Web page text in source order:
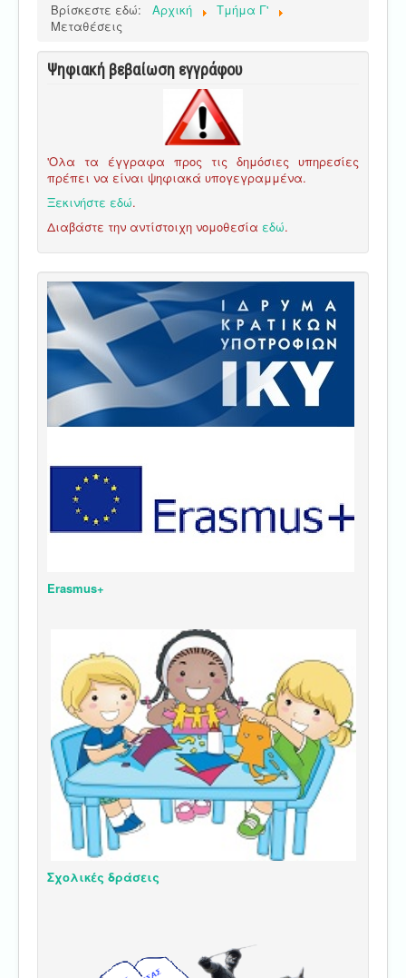
Βρίσκεστε εδώ: Αρχική
Τμήμα Γ'
Μεταθέσεις
Ψηφιακή βεβαίωση εγγράφου
'Ολα τα έγγραφα προς τις δημόσιες υπηρεσίες
πρέπει να είναι ψηφιακά υπογεγραμμένα.
Ξεκινήστε εδώ.
Διαβάστε την αντίστοιχη νομοθεσία εδώ.
Erasmus+
Σχολικές δράσεις